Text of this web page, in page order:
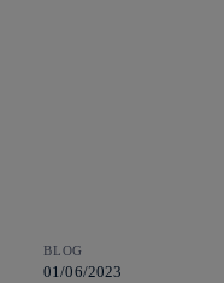
BLOG
01/06/2023